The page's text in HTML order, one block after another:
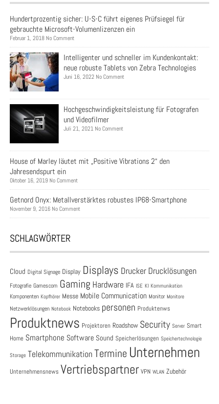
Hundertprozentig sicher: U-S-C führt eigenes Prüfsiegel für
gebrauchte Microsoft-Volumenlizenzen ein
Februar 1, 2018 No Comment
Intelligenter und schneller im Kundenkontakt:
neue robuste Tablets von Zebra Technologies
Juni 16, 2022 No Comment
Hochgeschwindigkeitsleistung für Fotografen
und Videofilmer
Juli 21, 2021 No Comment
House of Marley läutet mit „Positive Vibrations 2“ den
Jahresendspurt ein
Oktober 16, 2019 No Comment
Getnord Onyx: Metallverstärktes robustes IP68-Smartphone
November 9, 2016 No Comment
SCHLAGWÖRTER
Cloud Digital Signage Display Displays Drucker Drucklösungen
Fotografie Gamescom Gaming Hardware IFA ISE KI Kommunikation
Komponenten Kopfhörer Messe Mobile Communication Monitor Monitore
Netzwerklösungen Notebook Notebooks personen Produktenws
Produktnews Projektoren Roadshow Security Server Smart
Home Smartphone Software Sound Speicherlösungen Speichertechnologie
Storage Telekommunikation Termine Unternehmen
Unternehmensnews Vertriebspartner VPN WLAN Zubehör